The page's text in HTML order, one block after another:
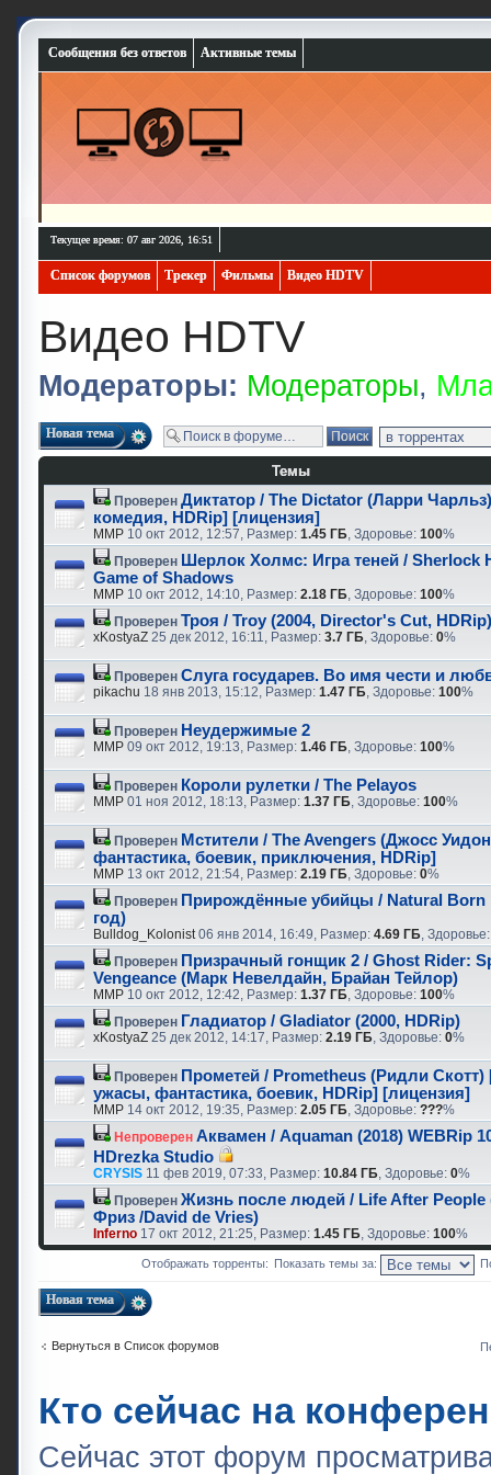
Сообщения без ответов Активные темы
Текущее время: 07 авг 2026, 16:51
Список форумов Трекер Фильмы Видео HDTV
Видео HDTV
Модераторы: Модераторы,
Новая тема
Темы
Проверен Диктатор / The Dictator (Ларри Чарльз)
комедия, HDRip] [лицензия]
MMP 10 окт 2012, 12:57, Размер: 1.45 ГБ, Здоровье: 100%
Проверен Шерлок Холмс: Игра теней / Sherlock
Game of Shadows
MMP 10 окт 2012, 14:10, Размер: 2.18 ГБ, Здоровье: 100%
Проверен Троя / Troy (2004, Director's Cut, HDRip)
xKostyaZ 25 дек 2012, 16:11, Размер: 3.7 ГБ, Здоровье: 0%
Проверен Слуга государев. Во имя чести и
pikachu 18 янв 2013, 15:12, Размер: 1.47 ГБ, Здоровье: 100%
Проверен Неудержимые 2
MMP 09 окт 2012, 19:13, Размер: 1.46 ГБ, Здоровье: 100%
Проверен Короли рулетки / The Pelayos
MMP 01 ноя 2012, 18:13, Размер: 1.37 ГБ, Здоровье: 100%
Проверен Мстители / The Avengers (Джосс
фантастика, боевик, приключения, HDRip]
MMP 13 окт 2012, 21:54, Размер: 2.19 ГБ, Здоровье: 0%
Проверен Прирождённые убийцы / Natural Born
год)
Bulldog_Kolonist06 янв 2014, 16:49, Размер: 4.69 ГБ,
Проверен Призрачный гонщик 2 / Ghost Rider:
Vengeance (Марк Невелдайн, Брайан Тейлор)
MMP 10 окт 2012, 12:42, Размер: 1.37 ГБ, Здоровье: 100%
Проверен Гладиатор / Gladiator (2000, HDRip)
xKostyaZ 25 дек 2012, 14:17, Размер: 2.19 ГБ, Здоровье: 0%
Проверен Прометей / Prometheus (Ридли Скотт)
ужасы, фантастика, боевик, HDRip] [лицензия]
MMP 14 окт 2012, 19:35, Размер: 2.05 ГБ, Здоровье: ???%
Непроверен Аквамен / Aquaman (2018) WEBRip
HDrezka Studio
CRYSIS 11 фев 2019, 07:33, Размер: 10.84 ГБ, Здоровье: 0%
Проверен Жизнь после людей / Life After
Фриз /David de Vries)
Inferno 17 окт 2012, 21:25, Размер: 1.45 ГБ, Здоровье: 100%
Отображать торренты: Показать темы за:
Новая тема
Вернуться в Список форумов
Кто сейчас на
Сейчас этот форум